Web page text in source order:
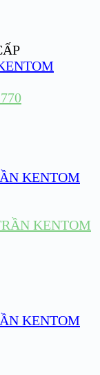
KENTOM
KENTOM